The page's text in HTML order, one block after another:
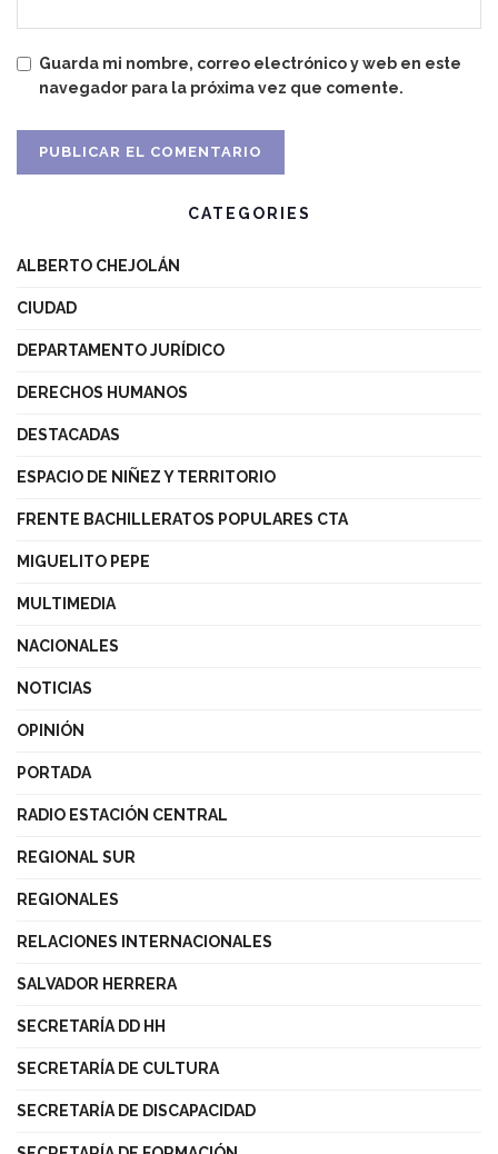
Guarda mi nombre, correo electrónico y web en este
navegador para la próxima vez que comente.
CATEGORIES
ALBERTO CHEJOLÁN
CIUDAD
DEPARTAMENTO JURÍDICO
DERECHOS HUMANOS
DESTACADAS
ESPACIO DE NIÑEZ Y TERRITORIO
FRENTE BACHILLERATOS POPULARES CTA
MIGUELITO PEPE
MULTIMEDIA
NACIONALES
NOTICIAS
OPINIÓN
PORTADA
RADIO ESTACIÓN CENTRAL
REGIONAL SUR
REGIONALES
RELACIONES INTERNACIONALES
SALVADOR HERRERA
SECRETARÍA DD HH
SECRETARÍA DE CULTURA
SECRETARÍA DE DISCAPACIDAD